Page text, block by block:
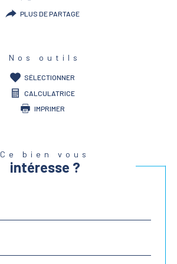
PLUS DE PARTAGE
Nos outils
SÉLECTIONNER
CALCULATRICE
IMPRIMER
Ce bien vous
intéresse ?